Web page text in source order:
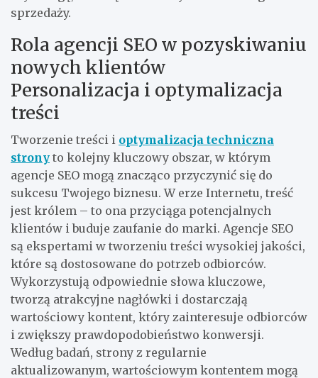
sprzedaży.
Rola agencji SEO w pozyskiwaniu
nowych klientów
Personalizacja i optymalizacja
treści
Tworzenie treści i optymalizacja techniczna
strony to kolejny kluczowy obszar, w którym
agencje SEO mogą znacząco przyczynić się do
sukcesu Twojego biznesu. W erze Internetu, treść
jest królem – to ona przyciąga potencjalnych
klientów i buduje zaufanie do marki. Agencje SEO
są ekspertami w tworzeniu treści wysokiej jakości,
które są dostosowane do potrzeb odbiorców.
Wykorzystują odpowiednie słowa kluczowe,
tworzą atrakcyjne nagłówki i dostarczają
wartościowy kontent, który zainteresuje odbiorców
i zwiększy prawdopodobieństwo konwersji.
Według badań, strony z regularnie
aktualizowanym, wartościowym kontentem mogą